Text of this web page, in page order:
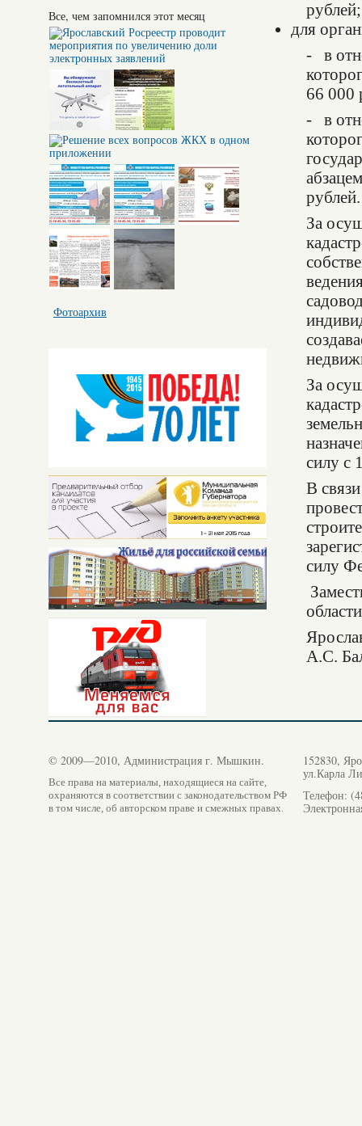
Все, чем запомнился этот месяц
Фотоархив
рублей;
для
- в
66 000
- в
рублей.
За
За
силу с
В
силу
А.С.
© 2009—2010, Администрация г. Мышкин.
Все права на материалы, находящиеся на сайте,
охраняются в соответствии с законодательством РФ
в том числе, об авторском праве и смежных правах.
152830,
ул.Карла
Телефон: